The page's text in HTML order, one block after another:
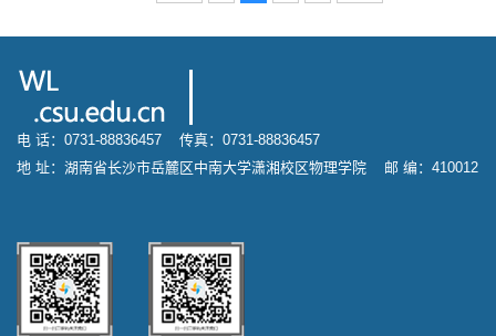
电 话：0731-88836457 传真：0731-88836457
地 址：湖南省长沙市岳麓区中南大学潇湘校区物理学院 邮 编：410012